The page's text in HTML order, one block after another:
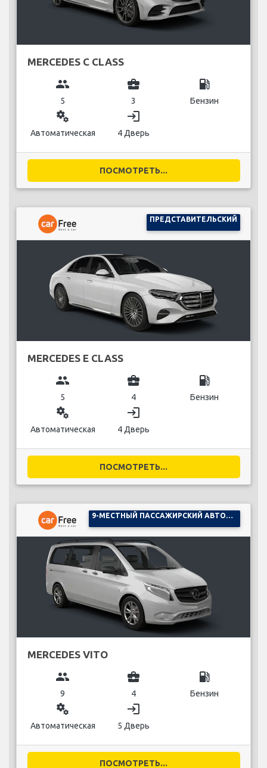
MERCEDES C CLASS
group
5
business_center
3
local_gas_station
Бензин
miscellaneous_services
Автоматическая
login
4 Дверь
ПОСМОТРЕТЬ...
ПРЕДСТАВИТЕЛЬСКИЙ
MERCEDES E CLASS
group
5
business_center
4
local_gas_station
Бензин
miscellaneous_services
Автоматическая
login
4 Дверь
ПОСМОТРЕТЬ...
MERCEDES VITO
group
9
business_center
4
local_gas_station
Бензин
miscellaneous_services
Автоматическая
login
5 Дверь
ПОСМОТРЕТЬ...